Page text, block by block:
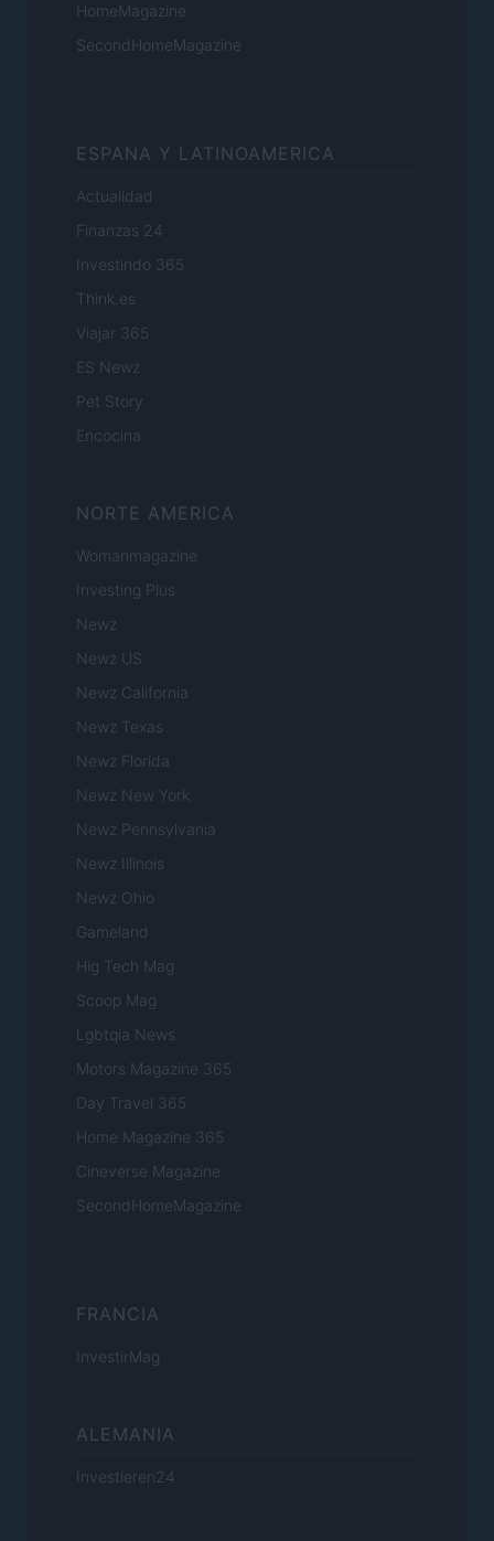
HomeMagazine
SecondHomeMagazine
ESPANA Y LATINOAMERICA
Actualidad
Finanzas 24
Investindo 365
Think.es
Viajar 365
ES Newz
Pet Story
Encocina
NORTE AMERICA
Womanmagazine
Investing Plus
Newz
Newz US
Newz California
Newz Texas
Newz Florida
Newz New York
Newz Pennsylvania
Newz Illinois
Newz Ohio
Gameland
Hig Tech Mag
Scoop Mag
Lgbtqia News
Motors Magazine 365
Day Travel 365
Home Magazine 365
Cineverse Magazine
SecondHomeMagazine
FRANCIA
InvestirMag
ALEMANIA
Investieren24